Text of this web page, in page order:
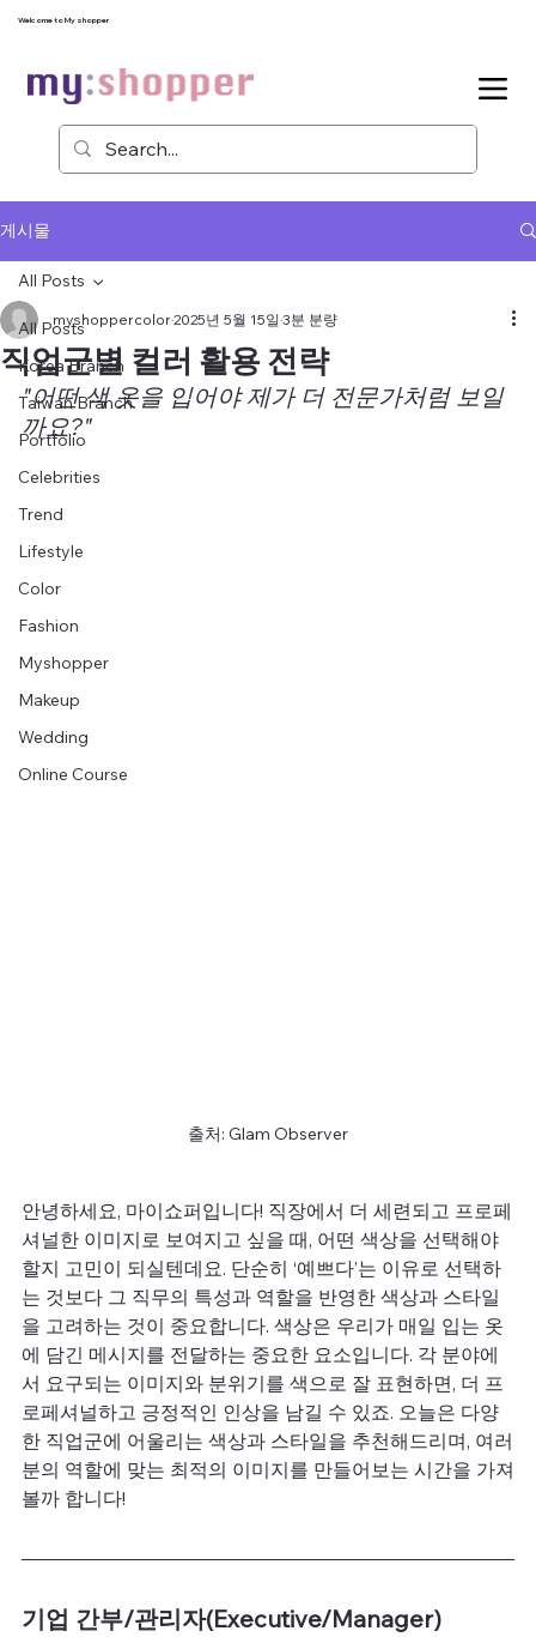
Welcome to My shopper
게시물
All Posts
Korea Branch
Taiwan Branch
Portfolio
Celebrities
Trend
Lifestyle
Color
Fashion
Myshopper
Makeup
Wedding
Online Course
All Posts
직업군별 컬러 활용 전략
myshoppercolor2025년 5월 15일 3분 분량
"어떤 색 옷을 입어야 제가 더 전문가처럼 보일
까요?"
출처: Glam Observer
안녕하세요, 마이쇼퍼입니다! 직장에서 더 세련되고 프로페
셔널한 이미지로 보여지고 싶을 때, 어떤 색상을 선택해야
할지 고민이 되실텐데요. 단순히 ‘예쁘다’는 이유로 선택하
는 것보다 그 직무의 특성과 역할을 반영한 색상과 스타일
을 고려하는 것이 중요합니다. 색상은 우리가 매일 입는 옷
에 담긴 메시지를 전달하는 중요한 요소입니다. 각 분야에
서 요구되는 이미지와 분위기를 색으로 잘 표현하면, 더 프
로페셔널하고 긍정적인 인상을 남길 수 있죠. 오늘은 다양
한 직업군에 어울리는 색상과 스타일을 추천해드리며, 여러
분의 역할에 맞는 최적의 이미지를 만들어보는 시간을 가져
볼까 합니다!
기업 간부/관리자(Executive/Manager)